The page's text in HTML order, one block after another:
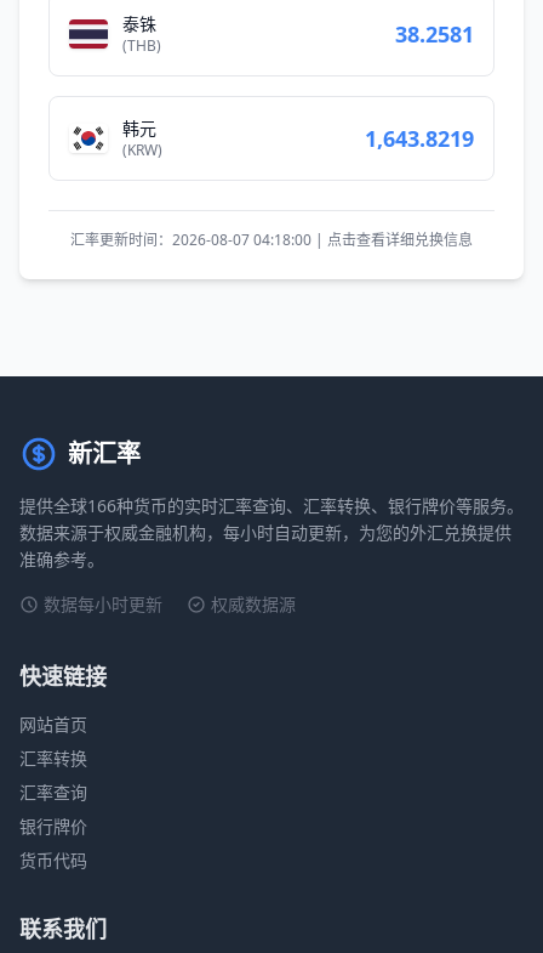
泰铢
(THB) 38.2581
韩元
(KRW) 1,643.8219
汇率更新时间：2026-08-07 04:18:00 | 点击查看详细兑换信息
新汇率
提供全球166种货币的实时汇率查询、汇率转换、银行牌价等服务。
数据来源于权威金融机构，每小时自动更新，为您的外汇兑换提供
准确参考。
数据每小时更新
权威数据源
快速链接
网站首页
汇率转换
汇率查询
银行牌价
货币代码
联系我们